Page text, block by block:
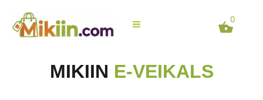
content
0
MIKIIN E-VEIKALS